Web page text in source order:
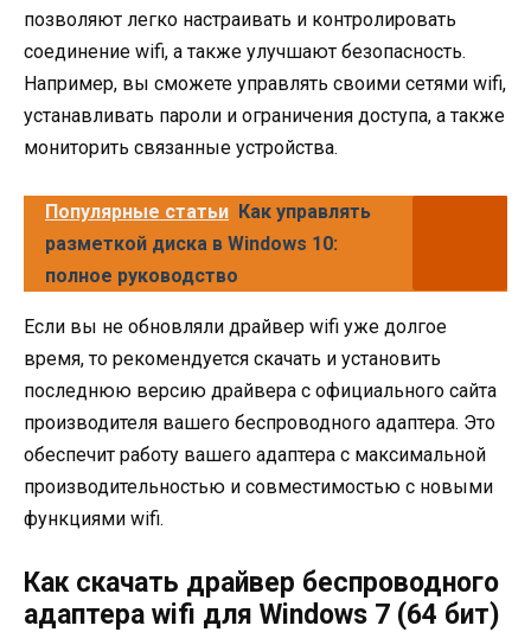
позволяют легко настраивать и контролировать
соединение wifi, а также улучшают безопасность.
Например, вы сможете управлять своими сетями wifi,
устанавливать пароли и ограничения доступа, а также
мониторить связанные устройства.
Популярные статьи Как управлять
разметкой диска в Windows 10:
полное руководство
Если вы не обновляли драйвер wifi уже долгое
время, то рекомендуется скачать и установить
последнюю версию драйвера с официального сайта
производителя вашего беспроводного адаптера. Это
обеспечит работу вашего адаптера с максимальной
производительностью и совместимостью с новыми
функциями wifi.
Как скачать драйвер беспроводного
адаптера wifi для Windows 7 (64 бит)